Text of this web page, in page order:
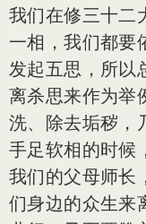
我们在修三十二
一相，我们都要
发起五思，所以
离杀思来作为举
洗、除去垢秽，
手足软相的时候
我们的父母师长
们身边的众生来